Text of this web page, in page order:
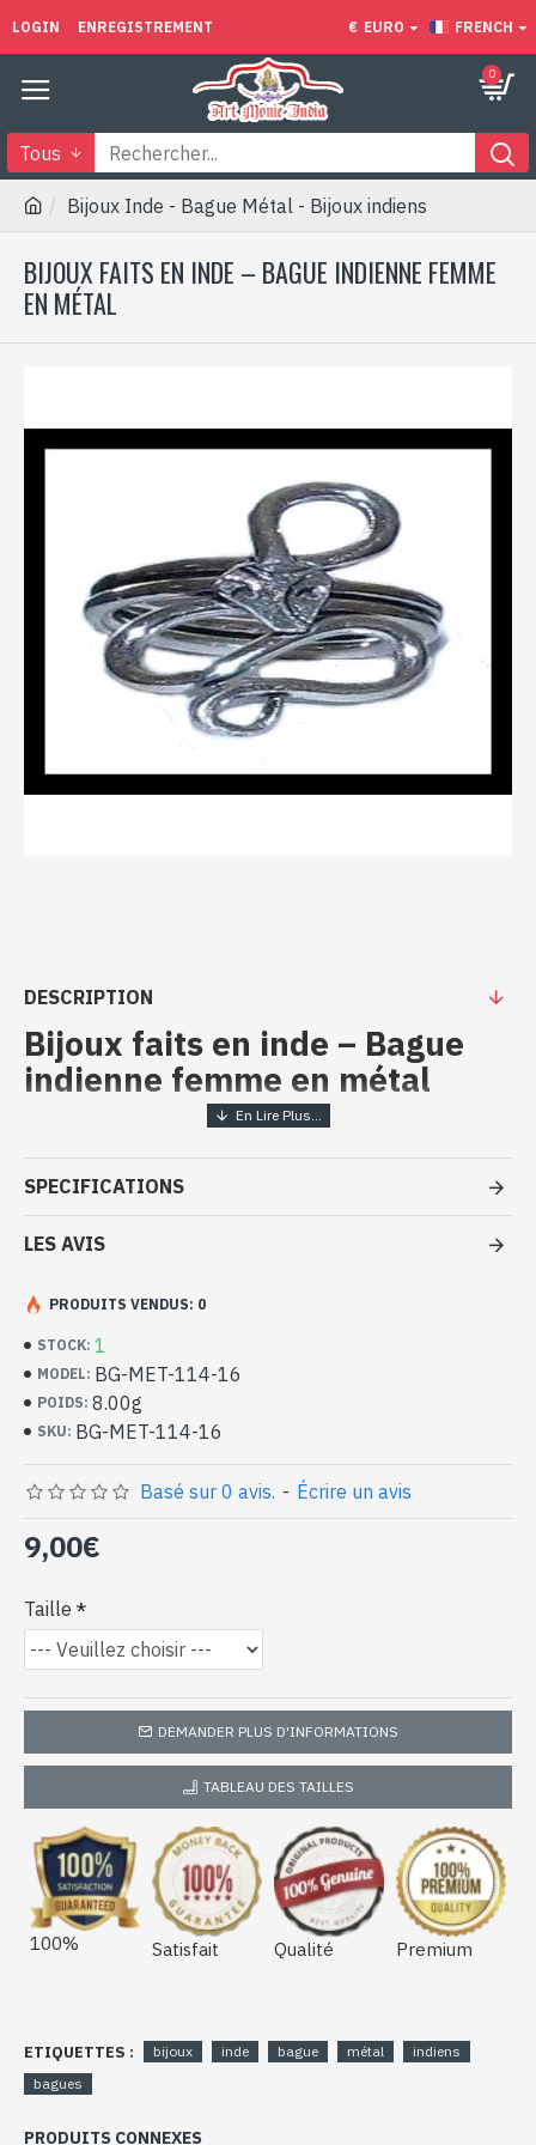
LOGIN ENREGISTREMENT € EURO FRENCH
0
Tous
Bijoux Inde - Bague Métal - Bijoux indiens
BIJOUX FAITS EN INDE – BAGUE INDIENNE FEMME
EN MÉTAL
DESCRIPTION
Bijoux faits en inde – Bague
indienne femme en métal
Bijoux inde artisanaux – Bague
métal
- Bague en métal
- Faite à la main au Rajasthan ( INDE )
- Motif serpent, réalisé à la main
-Livrée avec un petit sac artisanal
Le serpent est un être mythique de l'hindouisme. Il apporte la
prospérité, la fertilité et l'immortalité sont aussi leurs pouvoirs.
Bague indienne en métal (BG-MET-
114-16)
SPECIFICATIONS
LES AVIS
STOCK: 1
MODEL: BG-MET-114-16
POIDS: 8.00g
SKU: BG-MET-114-16
PRODUITS VENDUS: 0
Basé sur 0 avis. - Écrire un avis
9,00€
Taille
DEMANDER PLUS D'INFORMATIONS
TABLEAU DES TAILLES
100% Satisfait Qualité Premium
ETIQUETTES : bijoux inde bague métal
indiens
bagues
PRODUITS CONNEXES